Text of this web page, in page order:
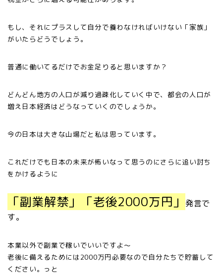
もし、それにプラスして自分で養わなければいけない「家族」
がいたらどうでしょう。
普通に働いてるだけでお金足りると思いますか？
どんどん地方の人口が減り過疎化していく中で、都会の人口が
増え日本経済はどうなっていくのでしょうか。
今の日本は大きな山場だと私は思っています。
これだけでも日本の未来が怖いなって思うのにさらに追い討ち
をかけるように
「副業解禁」「老後2000万円」
発言で
す。
本業以外で副業で稼いでいいですよ〜
老後に備えるためには2000万円必要なので自分たちで貯蓄して
ください。っと